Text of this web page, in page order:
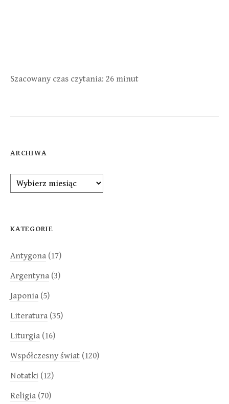
Szacowany czas czytania: 26 minut
ARCHIWA
Archiwa
KATEGORIE
Antygona (17)
Argentyna (3)
Japonia (5)
Literatura (35)
Liturgia (16)
Współczesny świat (120)
Notatki (12)
Religia (70)